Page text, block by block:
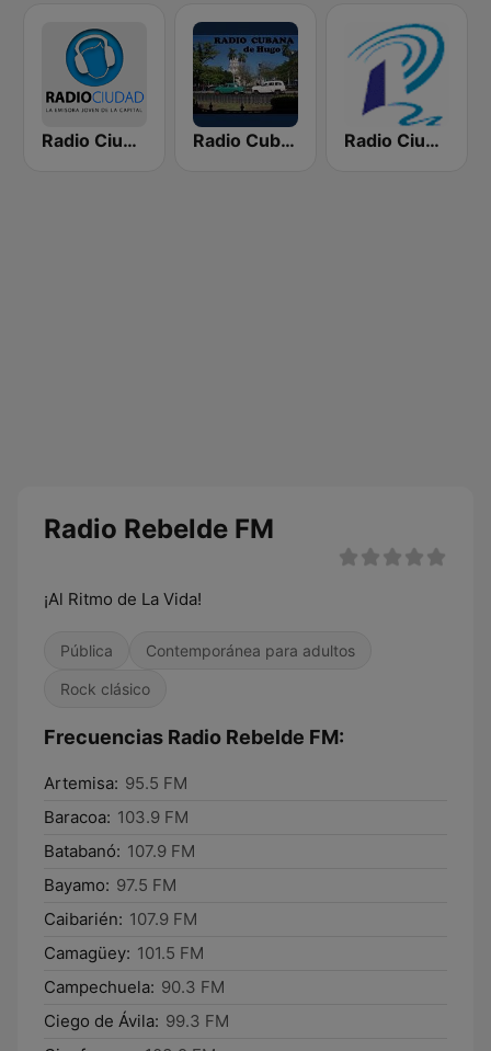
Radio Ciudad Habana Radio Cubana Radio Ciudad del Mar
Radio Rebelde FM
¡Al Ritmo de La Vida!
Pública Contemporánea para adultos
Rock clásico
Frecuencias Radio Rebelde FM:
Artemisa: 95.5 FM
Baracoa: 103.9 FM
Batabanó: 107.9 FM
Bayamo: 97.5 FM
Caibarién: 107.9 FM
Camagüey: 101.5 FM
Campechuela: 90.3 FM
Ciego de Ávila: 99.3 FM